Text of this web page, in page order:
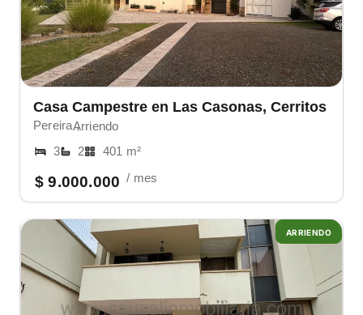
Casa Campestre en Las Casonas, Cerritos
Pereira ,Arriendo
3
2 401 m²
$ 9.000.000 / mes
ARRIENDO